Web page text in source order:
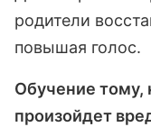
родители
повышая голос.
Обучение тому,
произойдет